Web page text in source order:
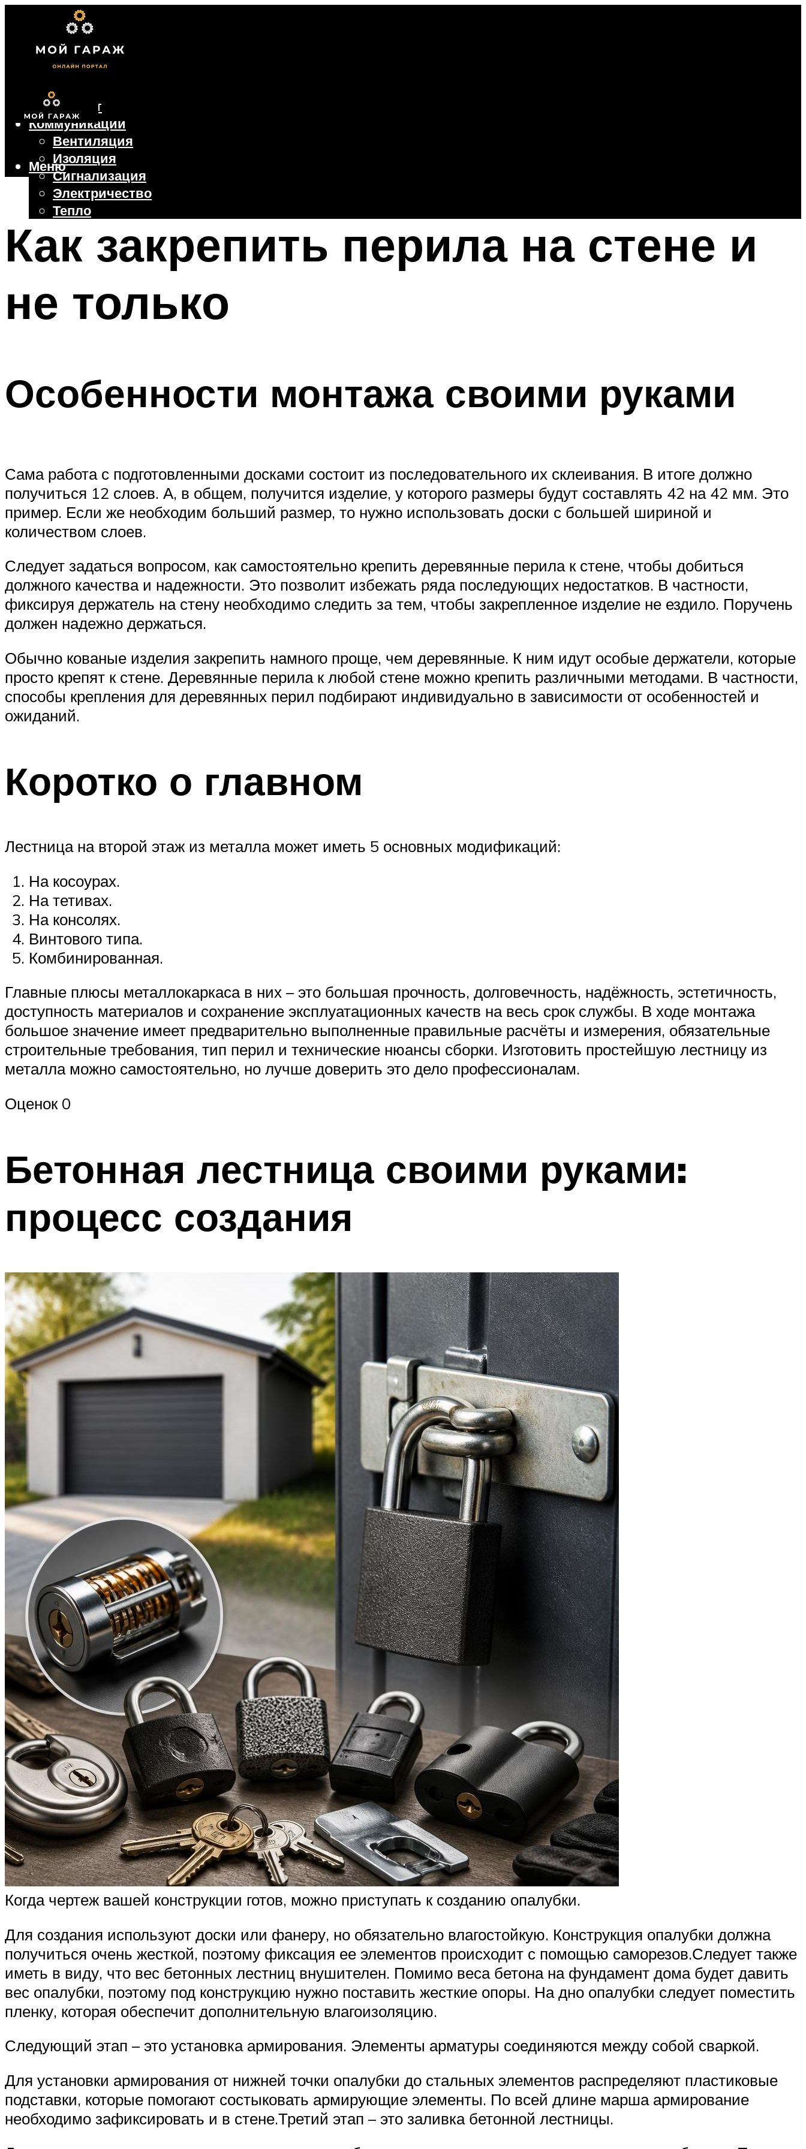
Фундамент
Коммуникации
Вентиляция
Изоляция
Сигнализация
Электричество
Тепло
Крыша
Ворота
Меню
Как закрепить перила на стене и
не только
Особенности монтажа своими руками
Сама работа с подготовленными досками состоит из последовательного их склеивания. В итоге должно
получиться 12 слоев. А, в общем, получится изделие, у которого размеры будут составлять 42 на 42 мм. Это
пример. Если же необходим больший размер, то нужно использовать доски с большей шириной и
количеством слоев.
Следует задаться вопросом, как самостоятельно крепить деревянные перила к стене, чтобы добиться
должного качества и надежности. Это позволит избежать ряда последующих недостатков. В частности,
фиксируя держатель на стену необходимо следить за тем, чтобы закрепленное изделие не ездило. Поручень
должен надежно держаться.
Обычно кованые изделия закрепить намного проще, чем деревянные. К ним идут особые держатели, которые
просто крепят к стене. Деревянные перила к любой стене можно крепить различными методами. В частности,
способы крепления для деревянных перил подбирают индивидуально в зависимости от особенностей и
ожиданий.
Коротко о главном
Лестница на второй этаж из металла может иметь 5 основных модификаций:
На косоурах.
На тетивах.
На консолях.
Винтового типа.
Комбинированная.
Главные плюсы металлокаркаса в них – это большая прочность, долговечность, надёжность, эстетичность,
доступность материалов и сохранение эксплуатационных качеств на весь срок службы. В ходе монтажа
большое значение имеет предварительно выполненные правильные расчёты и измерения, обязательные
строительные требования, тип перил и технические нюансы сборки. Изготовить простейшую лестницу из
металла можно самостоятельно, но лучше доверить это дело профессионалам.
Оценок 0
Бетонная лестница своими руками:
процесс создания
Когда чертеж вашей конструкции готов, можно приступать к созданию опалубки.
Для создания используют доски или фанеру, но обязательно влагостойкую. Конструкция опалубки должна
получиться очень жесткой, поэтому фиксация ее элементов происходит с помощью саморезов.Следует также
иметь в виду, что вес бетонных лестниц внушителен. Помимо веса бетона на фундамент дома будет давить
вес опалубки, поэтому под конструкцию нужно поставить жесткие опоры. На дно опалубки следует поместить
пленку, которая обеспечит дополнительную влагоизоляцию.
Следующий этап – это установка армирования. Элементы арматуры соединяются между собой сваркой.
Для установки армирования от нижней точки опалубки до стальных элементов распределяют пластиковые
подставки, которые помогают состыковать армирующие элементы. По всей длине марша армирование
необходимо зафиксировать и в стене.Третий этап – это заливка бетонной лестницы.